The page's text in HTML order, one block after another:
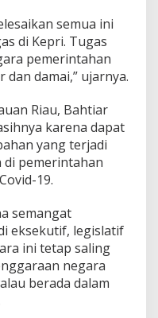
semua ini
di Kepri. Tugas
pemerintahan
damai,” ujarnya.
Riau, Bahtiar
karena dapat
yang terjadi
di pemerintahan
19.
semangat
eksekutif, legislatif
ini tetap saling
negara
berada dalam